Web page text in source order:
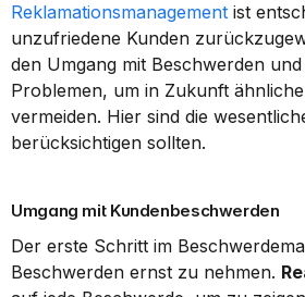
Reklamationsmanagement ist
unzufriedene Kunden
den Umgang mit Beschwerden
Problemen, um in Zukunft
vermeiden. Hier sind die
berücksichtigen sollten.
Umgang mit Kundenbeschwerden
Der erste Schritt im
Beschwerden ernst zu nehmen.